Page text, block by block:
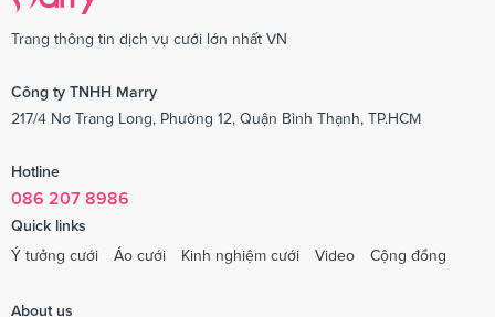
Trang thông tin dịch vụ cưới lớn nhất VN
Công ty TNHH Marry
217/4 Nơ Trang Long, Phường 12, Quận Bình Thạnh, TP.HCM
Hotline
086 207 8986
Quick links
Ý tưởng cưới
Áo cưới Kinh nghiệm cưới Video Cộng đồng
About us